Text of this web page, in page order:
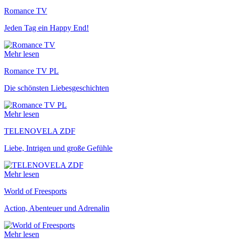
Romance TV
Jeden Tag ein Happy End!
Mehr lesen
Romance TV PL
Die schönsten Liebesgeschichten
Mehr lesen
TELENOVELA ZDF
Liebe, Intrigen und große Gefühle
Mehr lesen
World of Freesports
Action, Abenteuer und Adrenalin
Mehr lesen